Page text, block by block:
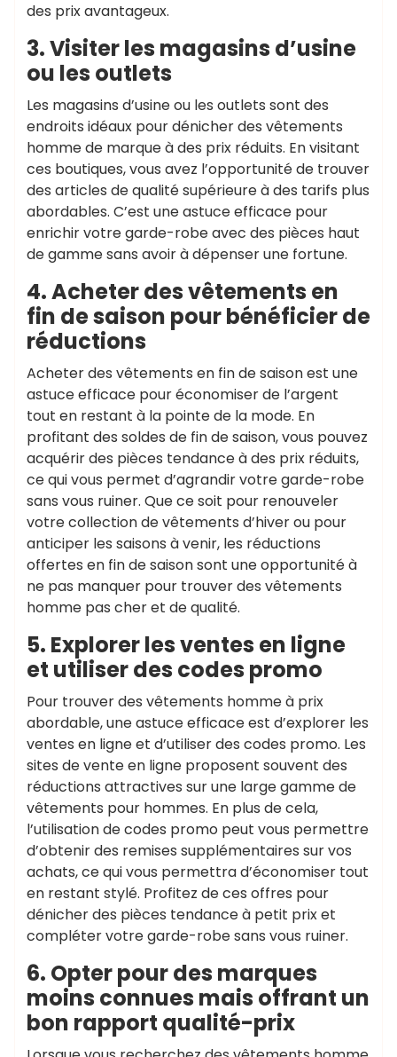
des prix avantageux.
3. Visiter les magasins d’usine
ou les outlets
Les magasins d’usine ou les outlets sont des
endroits idéaux pour dénicher des vêtements
homme de marque à des prix réduits. En visitant
ces boutiques, vous avez l’opportunité de trouver
des articles de qualité supérieure à des tarifs plus
abordables. C’est une astuce efficace pour
enrichir votre garde-robe avec des pièces haut
de gamme sans avoir à dépenser une fortune.
4. Acheter des vêtements en
fin de saison pour bénéficier de
réductions
Acheter des vêtements en fin de saison est une
astuce efficace pour économiser de l’argent
tout en restant à la pointe de la mode. En
profitant des soldes de fin de saison, vous pouvez
acquérir des pièces tendance à des prix réduits,
ce qui vous permet d’agrandir votre garde-robe
sans vous ruiner. Que ce soit pour renouveler
votre collection de vêtements d’hiver ou pour
anticiper les saisons à venir, les réductions
offertes en fin de saison sont une opportunité à
ne pas manquer pour trouver des vêtements
homme pas cher et de qualité.
5. Explorer les ventes en ligne
et utiliser des codes promo
Pour trouver des vêtements homme à prix
abordable, une astuce efficace est d’explorer les
ventes en ligne et d’utiliser des codes promo. Les
sites de vente en ligne proposent souvent des
réductions attractives sur une large gamme de
vêtements pour hommes. En plus de cela,
l’utilisation de codes promo peut vous permettre
d’obtenir des remises supplémentaires sur vos
achats, ce qui vous permettra d’économiser tout
en restant stylé. Profitez de ces offres pour
dénicher des pièces tendance à petit prix et
compléter votre garde-robe sans vous ruiner.
6. Opter pour des marques
moins connues mais offrant un
bon rapport qualité-prix